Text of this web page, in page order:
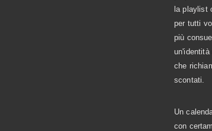
la playlist
per tutti
più
che
scontati.
Un
con